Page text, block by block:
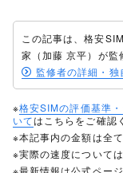
通話オプション
セット割
この記事は、格安
家（加藤 京平）が監
監修者の詳細・独
※格安SIMの評価基準
いてはこちらをご確認
※本記事内の金額は全て
※実際の速度について